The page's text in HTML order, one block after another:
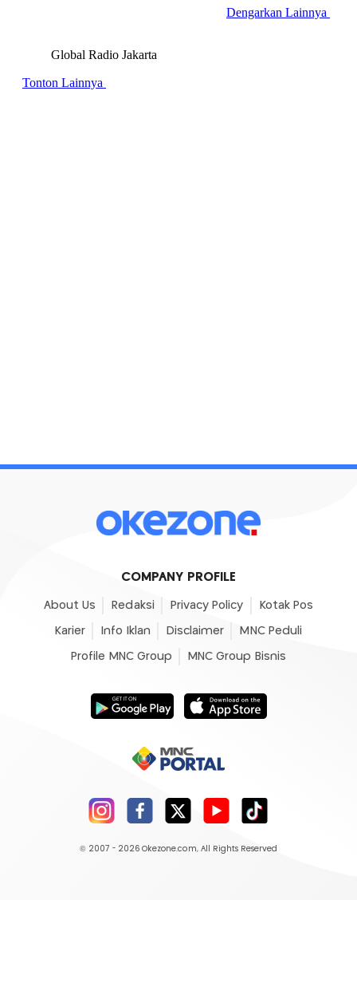
COMPANY PROFILE
About Us Redaksi Privacy Policy Kotak Pos
Karier Info Iklan Disclaimer MNC Peduli
Profile MNC Group MNC Group Bisnis
© 2007 - 2026 Okezone.com, All Rights Reserved